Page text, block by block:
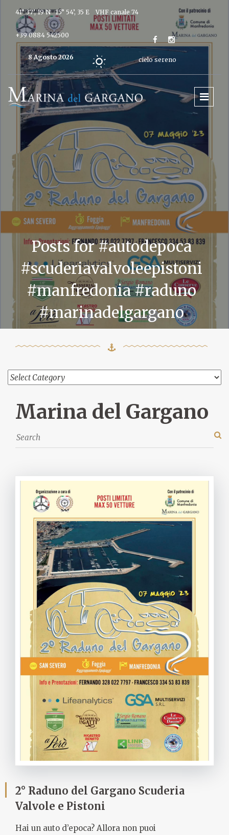
41° 37’, 19 N 15° 54’, 35 E VHF canale 74
+39 0884 542500
8 Agosto 2026
Oggi
cielo sereno
Posts for #autodepoca
#scuderiavalvoleepistoni
#manfredonia #raduno
#marinadelgargano
Marina del Gargano
2° Raduno del Gargano Scuderia
Valvole e Pistoni
Hai un auto d’epoca? Allora non puoi